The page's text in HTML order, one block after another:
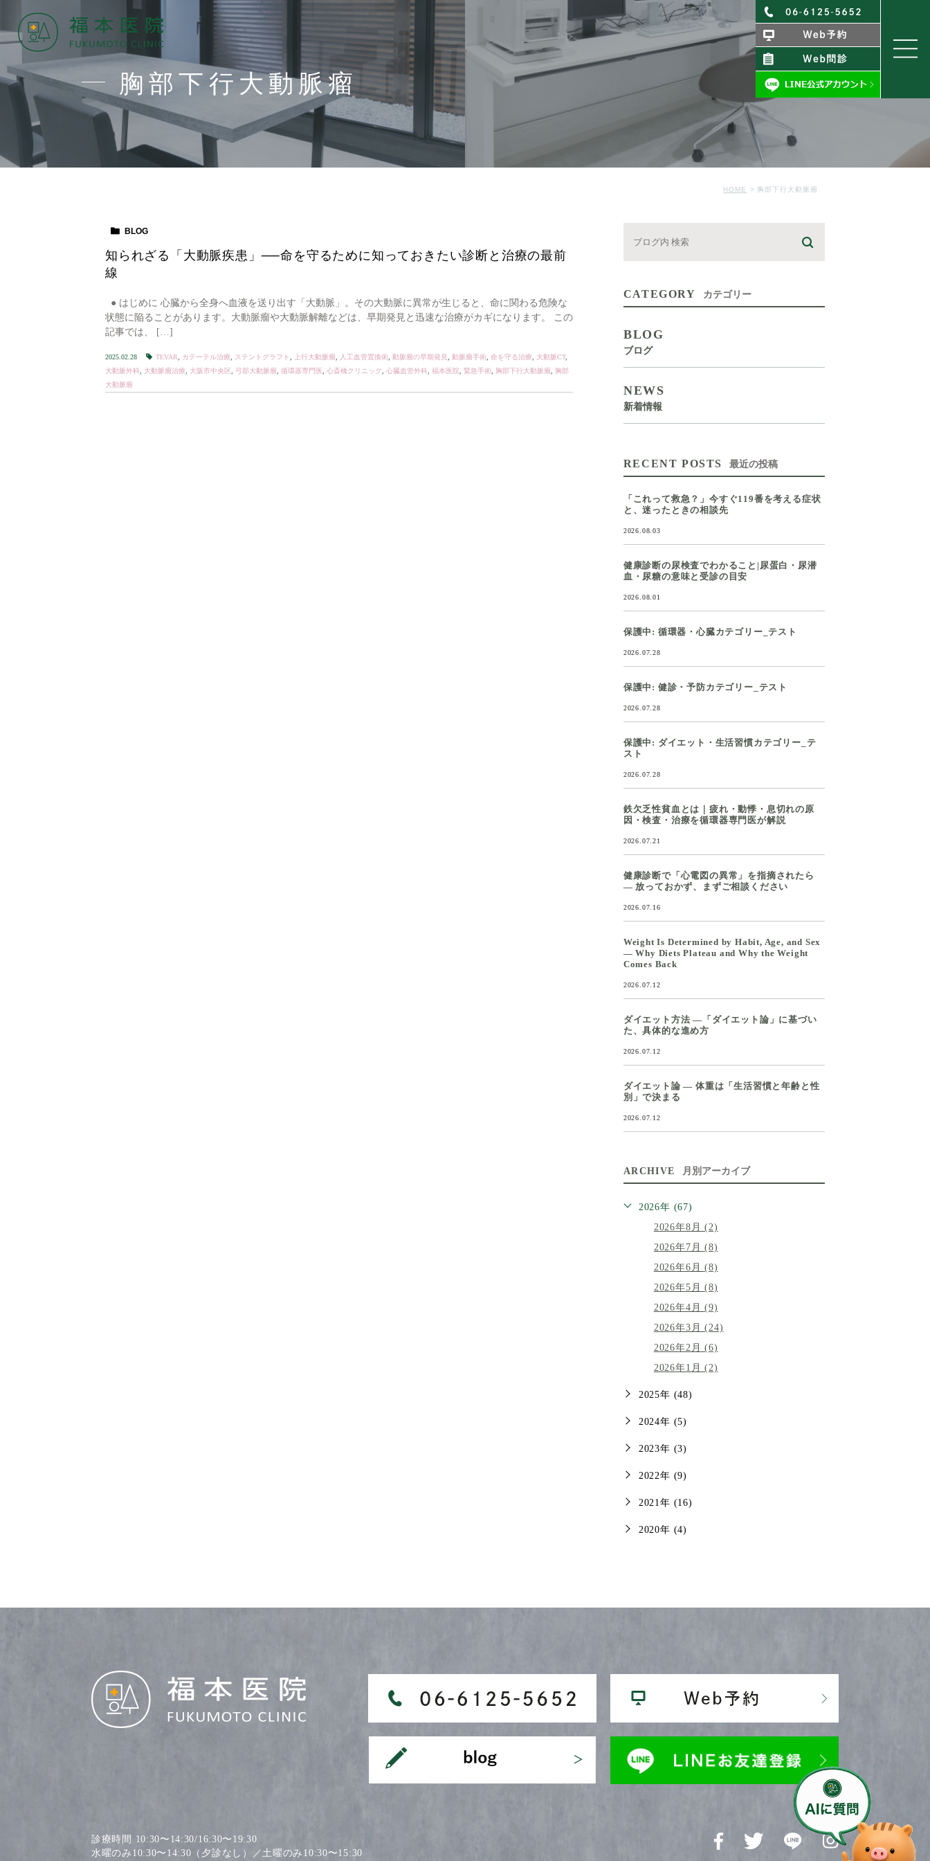
胸部下行大動脈瘤
HOME 胸部下行大動脈瘤
BLOG
知られざる「大動脈疾患」──命を守るために知っておきたい診断と治療の最前
線
● はじめに 心臓から全身へ血液を送り出す「大動脈」。その大動脈に異常が生じると、命に関わる危険な
状態に陥ることがあります。大動脈瘤や大動脈解離などは、早期発見と迅速な治療がカギになります。 この
記事では、 […]
2025.02.28 TEVAR カテーテル治療 ステントグラフト 上行大動脈瘤 人工血管置換術 動脈瘤の早期発見 動脈瘤手術 命を守る治療 大動脈CT,
大動脈外科
大動脈瘤治療 大阪市中央区 弓部大動脈瘤 循環器専門医 心斎橋クリニック 心臓血管外科 福本医院 緊急手術 胸部下行大動脈瘤
胸部
大動脈瘤
CATEGORY カテゴリー
BLOG
ブログ
NEWS
新着情報
RECENT POSTS 最近の投稿
「これって救急？」今すぐ119番を考える症状
と、迷ったときの相談先
2026.08.03
健康診断の尿検査でわかること|尿蛋白・尿潜
血・尿糖の意味と受診の目安
2026.08.01
保護中: 循環器・心臓カテゴリー_テスト
2026.07.28
保護中: 健診・予防カテゴリー_テスト
2026.07.28
保護中: ダイエット・生活習慣カテゴリー_テ
スト
2026.07.28
鉄欠乏性貧血とは｜疲れ・動悸・息切れの原
因・検査・治療を循環器専門医が解説
2026.07.21
健康診断で「心電図の異常」を指摘されたら
― 放っておかず、まずご相談ください
2026.07.16
Weight Is Determined by Habit, Age, and Sex
— Why Diets Plateau and Why the Weight
Comes Back
2026.07.12
ダイエット方法 ―「ダイエット論」に基づい
た、具体的な進め方
2026.07.12
ダイエット論 ― 体重は「生活習慣と年齢と性
別」で決まる
2026.07.12
ARCHIVE 月別アーカイブ
2026年 (67)
2026年8月 (2)
2026年7月 (8)
2026年6月 (8)
2026年5月 (8)
2026年4月 (9)
2026年3月 (24)
2026年2月 (6)
2026年1月 (2)
2025年 (48)
2024年 (5)
2023年 (3)
2022年 (9)
2021年 (16)
2020年 (4)
診療時間 10:30〜14:30/16:30〜19:30
水曜のみ10:30〜14:30（夕診なし）／土曜のみ10:30〜15:30